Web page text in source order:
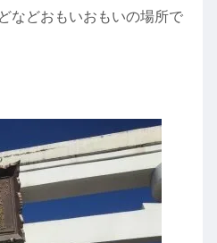
などおもいおもいの場所で